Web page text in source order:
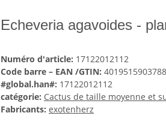
Echeveria agavoides -
Numéro d'article: 17122012112
Code barre – EAN /GTIN: 4019515903788
#global.han#: 17122012112
catégorie: Cactus de taille moyenne et
Fabricants: exotenherz